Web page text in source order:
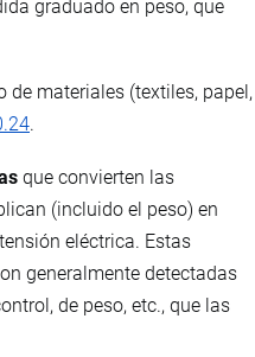
graduado en peso, que
de materiales (textiles, papel,
.
que convierten las
(incluido el peso) en
eléctrica. Estas
generalmente detectadas
de peso, etc., que las